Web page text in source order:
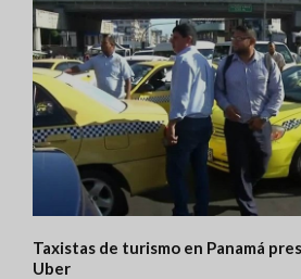
Taxistas de turismo en Panamá
Uber